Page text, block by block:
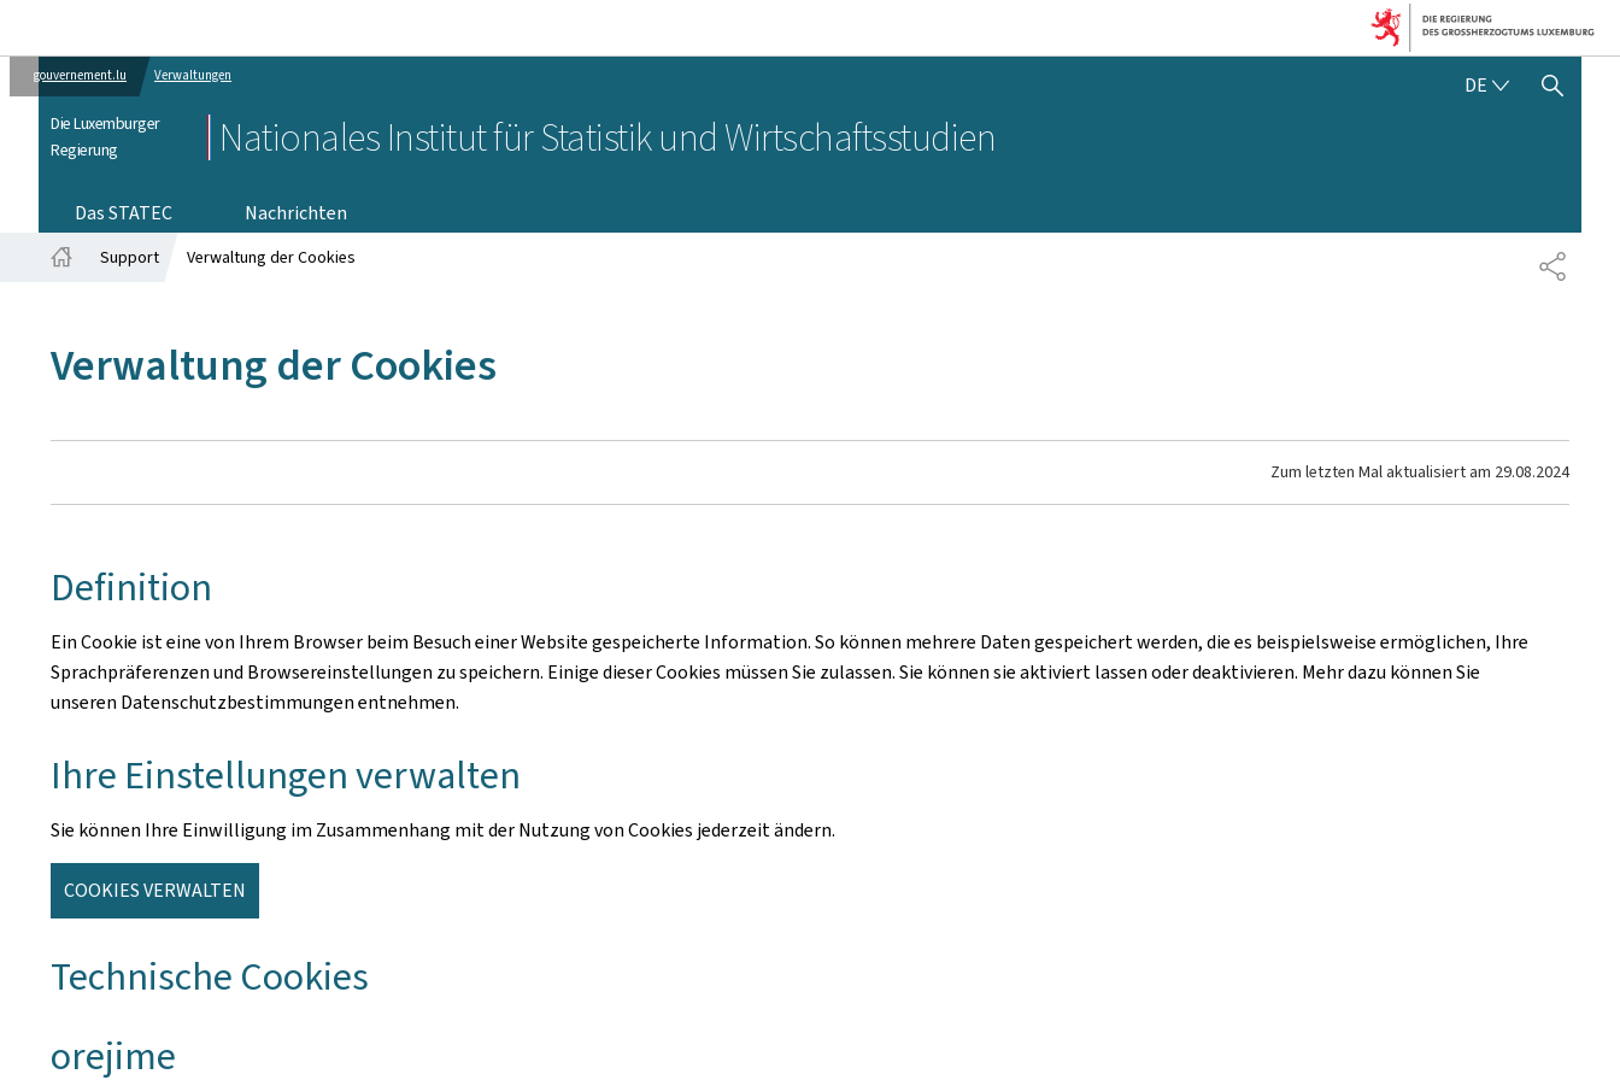
gouvernement.lu Verwaltungen
Die Luxemburger
Regierung
Nationales Institut für Statistik und Wirtschaftsstudien
DE DEUTSCH
SUCHFLED ANZEIGEN /
Das STATEC
Nachrichten
TEILEN
Support Verwaltung der Cookies
Verwaltung der Cookies
Zum letzten Mal aktualisiert am 29.08.2024
Definition
Ein Cookie ist eine von Ihrem Browser beim Besuch einer Website gespeicherte Information. So können mehrere Daten gespeichert werden, die es beispielsweise ermöglichen, Ihre
Sprachpräferenzen und Browsereinstellungen zu speichern. Einige dieser Cookies müssen Sie zulassen. Sie können sie aktiviert lassen oder deaktivieren. Mehr dazu können Sie
unseren Datenschutzbestimmungen entnehmen.
Ihre Einstellungen verwalten
Sie können Ihre Einwilligung im Zusammenhang mit der Nutzung von Cookies jederzeit ändern.
COOKIES VERWALTEN
Technische Cookies
orejime